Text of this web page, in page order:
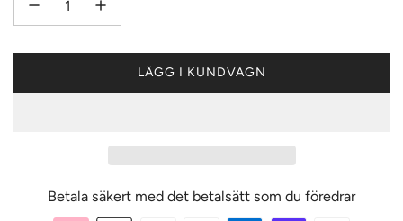
LÄGG I KUNDVAGN
L
.
Betala säkert med det betalsätt som du föredrar